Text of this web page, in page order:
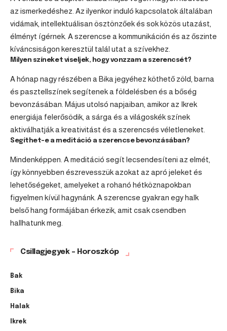
az ismerkedéshez. Az ilyenkor induló kapcsolatok általában
vidámak, intellektuálisan ösztönzőek és sok közös utazást,
élményt ígérnek. A szerencse a kommunikáción és az őszinte
kíváncsiságon keresztül talál utat a szívekhez.
Milyen színeket viseljek, hogy vonzzam a szerencsét?
A hónap nagy részében a Bika jegyéhez köthető zöld, barna
és pasztellszínek segítenek a földelésben és a bőség
bevonzásában. Május utolsó napjaiban, amikor az Ikrek
energiája felerősödik, a sárga és a világoskék színek
aktiválhatják a kreativitást és a szerencsés véletleneket.
Segíthet-e a meditáció a szerencse bevonzásában?
Mindenképpen. A meditáció segít lecsendesíteni az elmét,
így könnyebben észrevesszük azokat az apró jeleket és
lehetőségeket, amelyeket a rohanó hétköznapokban
figyelmen kívül hagynánk. A szerencse gyakran egy halk
belső hang formájában érkezik, amit csak csendben
hallhatunk meg.
Csillagjegyek – Horoszkóp
Bak
Bika
Halak
Ikrek